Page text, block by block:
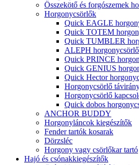
Összekötő és forgószemek
Horgonycsörlők
Quick EAGLE
Quick TOTEM
Quick TUMBLER
ALEPH horgonycsörlő
Quick PRINCE
Quick GENIUS
Quick Hector
Horgonycsörlő
Horgonycsörlő
Quick dobos
ANCHOR BUDDY
Horgonyláncok kiegészítők
Fender tartók kosarak
Dörzsléc
Horgony vagy csörlőkar tartó
Hajó és csónakkiegészítők